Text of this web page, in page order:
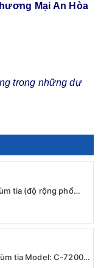
Mại An Hòa
trong những dự
tia (độ rộng phổ
tia Model: C-7200 /